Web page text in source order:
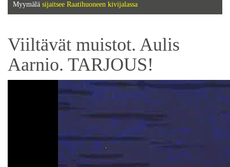
Myymälä sijaitsee Raatihuoneen kivijalassa
Viiltävät muistot. Aulis
Aarnio. TARJOUS!